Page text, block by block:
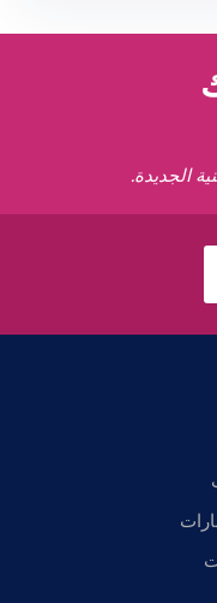
الجديدة.